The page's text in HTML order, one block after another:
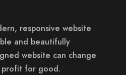
responsive website
and beautifully
website can change
profit for good.